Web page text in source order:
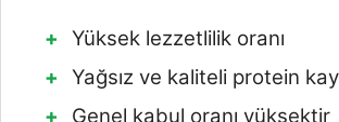
Yüksek lezzetlilik oranı
Yağsız ve kaliteli protein
Genel kabul oranı yüksektir